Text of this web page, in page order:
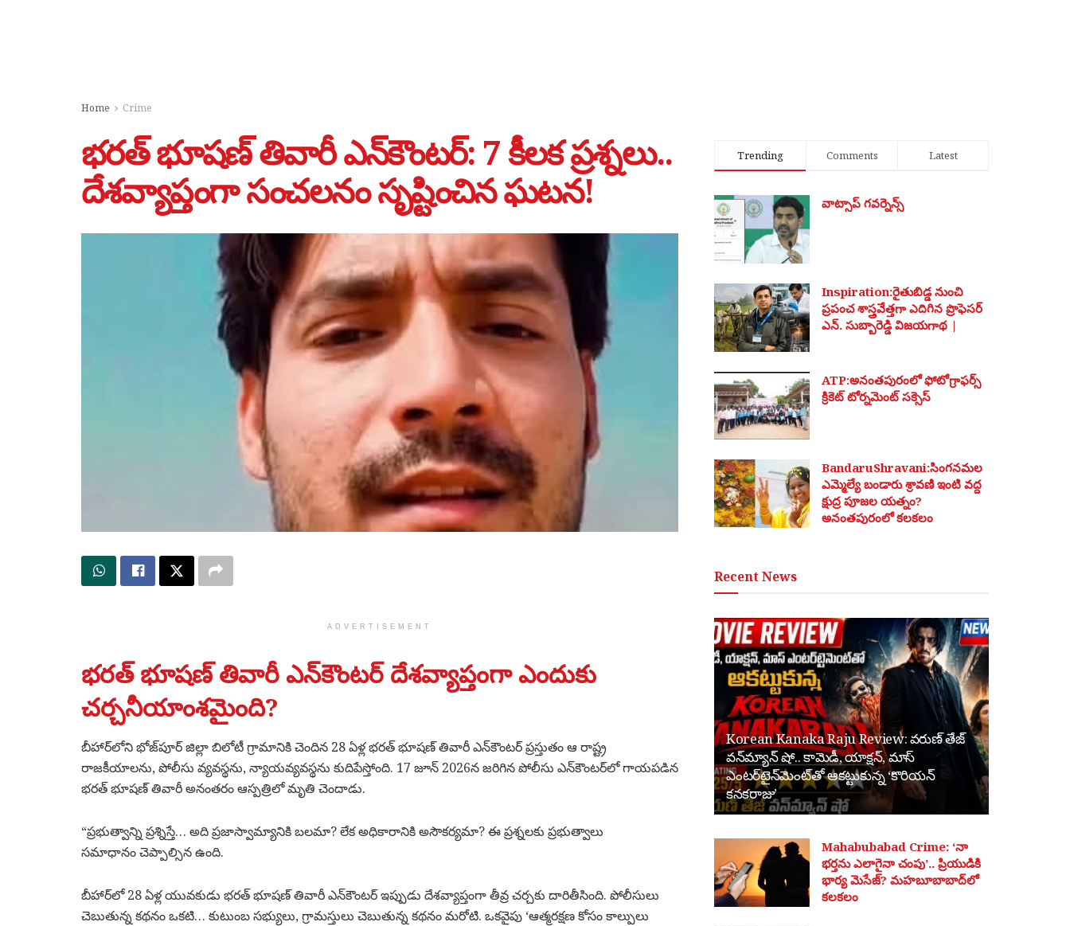
Home Crime
భరత్ భూషణ్ తివారీ ఎన్‌కౌంటర్: 7 కీలక ప్రశ్నలు..
దేశవ్యాప్తంగా సంచలనం సృష్టించిన ఘటన!
ADVERTISEMENT
భరత్ భూషణ్ తివారీ ఎన్‌కౌంటర్ దేశవ్యాప్తంగా ఎందుకు
చర్చనీయాంశమైంది?
బీహార్‌లోని భోజ్‌పూర్ జిల్లా బిలోటీ గ్రామానికి చెందిన 28 ఏళ్ల భరత్ భూషణ్ తివారీ ఎన్‌కౌంటర్ ప్రస్తుతం ఆ రాష్ట్ర
రాజకీయాలను, పోలీసు వ్యవస్థను, న్యాయవ్యవస్థను కుదిపేస్తోంది. 17 జూన్ 2026న జరిగిన పోలీసు ఎన్‌కౌంటర్‌లో గాయపడిన
భరత్ భూషణ్ తివారీ అనంతరం ఆస్పత్రిలో మృతి చెందాడు.
“ప్రభుత్వాన్ని ప్రశ్నిస్తే… అది ప్రజాస్వామ్యానికి బలమా? లేక అధికారానికి అసౌకర్యమా? ఈ ప్రశ్నలకు ప్రభుత్వాలు
సమాధానం చెప్పాల్సిన ఉంది.
బీహార్‌లో 28 ఏళ్ల యువకుడు భరత్ భూషణ్ తివారీ ఎన్‌కౌంటర్ ఇప్పుడు దేశవ్యాప్తంగా తీవ్ర చర్చకు దారితీసింది. పోలీసులు
చెబుతున్న కథనం ఒకటి… కుటుంబ సభ్యులు, గ్రామస్తులు చెబుతున్న కథనం మరోటి. ఒకవైపు ‘ఆత్మరక్షణ కోసం కాల్పులు
Trending Comments Latest
వాట్సాప్ గవర్నెన్స్
Inspiration:రైతుబిడ్డ నుంచి
ప్రపంచ శాస్త్రవేత్తగా ఎదిగిన ప్రొఫెసర్
ఎన్. సుబ్బారెడ్డి విజయగాథ |
ATP:అనంతపురంలో ఫోటోగ్రాఫర్స్
క్రికెట్ టోర్నమెంట్ సక్సెస్
BandaruShravani:సింగనమల
ఎమ్మెల్యే బండారు శ్రావణి ఇంటి వద్ద
క్షుద్ర పూజల యత్నం?
అనంతపురంలో కలకలం
Recent News
Korean Kanaka Raju Review: వరుణ్ తేజ్
వన్‌మ్యాన్ షో.. కామెడీ, యాక్షన్, మాస్
ఎంటర్‌టైన్‌మెంట్‌తో ఆకట్టుకున్న ‘కొరియన్
కనకరాజు’
Mahabubabad Crime: ‘నా
భర్తను ఎలాగైనా చంపు’.. ప్రియుడికి
భార్య మెసేజ్? మహబూబాబాద్‌లో
కలకలం